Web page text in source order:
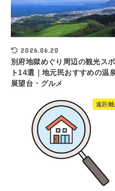
2026.06.20
別府地獄めぐり周辺の観光ス
ト14選｜地元民おすすめの温
展望台・グルメ
遠距